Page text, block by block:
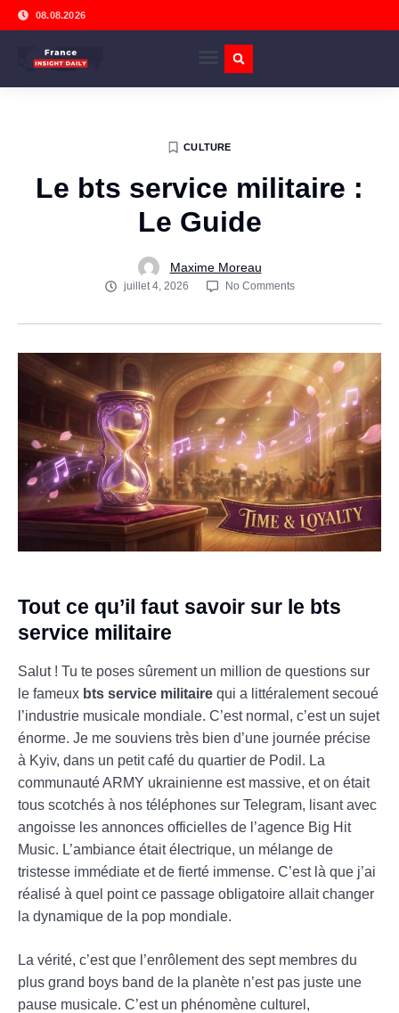
08.08.2026
CULTURE
Le bts service militaire :
Le Guide
Maxime Moreau
juillet 4, 2026 No Comments
Tout ce qu’il faut savoir sur le bts
service militaire
Salut ! Tu te poses sûrement un million de questions sur
le fameux bts service militaire qui a littéralement secoué
l’industrie musicale mondiale. C’est normal, c’est un sujet
énorme. Je me souviens très bien d’une journée précise
à Kyiv, dans un petit café du quartier de Podil. La
communauté ARMY ukrainienne est massive, et on était
tous scotchés à nos téléphones sur Telegram, lisant avec
angoisse les annonces officielles de l’agence Big Hit
Music. L’ambiance était électrique, un mélange de
tristesse immédiate et de fierté immense. C’est là que j’ai
réalisé à quel point ce passage obligatoire allait changer
la dynamique de la pop mondiale.
La vérité, c’est que l’enrôlement des sept membres du
plus grand boys band de la planète n’est pas juste une
pause musicale. C’est un phénomène culturel,